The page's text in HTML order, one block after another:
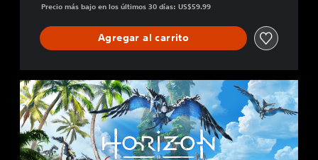
Precio más bajo en los últimos 30 días: US$59.99
Agregar al carrito
E
d
i
c
ó